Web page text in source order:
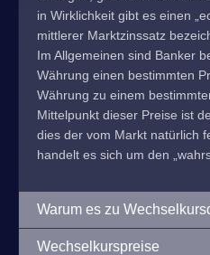
in Wirklichkeit gibt es einen
mittlerer Marktzinssatz
Im Allgemeinen sind Banker
Währung einen bestimmten
Währung zu einem
Mittelpunkt dieser Preise ist
dies der vom Markt natürlich
handelt es sich um den
Warum es zu
Wechselkurspreise